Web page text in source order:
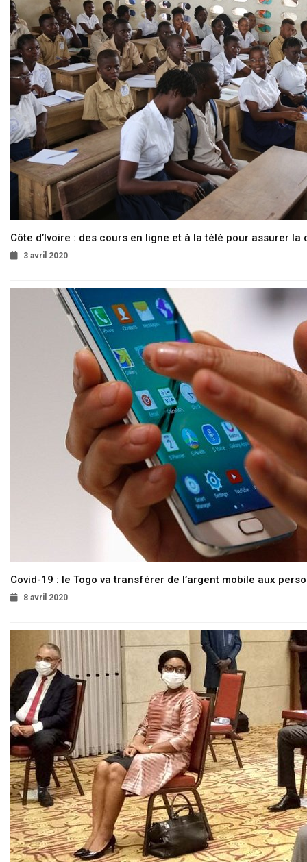
Côte d’Ivoire : des cours en ligne et à la télé pour assurer la
3 avril 2020
Covid-19 : le Togo va transférer de l’argent mobile aux
8 avril 2020